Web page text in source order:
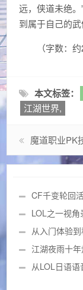
远，侠道未绝
到属于自己的武
（字数：约
本文标签：
江湖世界,
魔道职业PK技巧进阶，技能流
CF千变轮回
LOL之一视
斗哲学从入门体验
式体验价值分析
江湖夜雨十
码 从LOL日语